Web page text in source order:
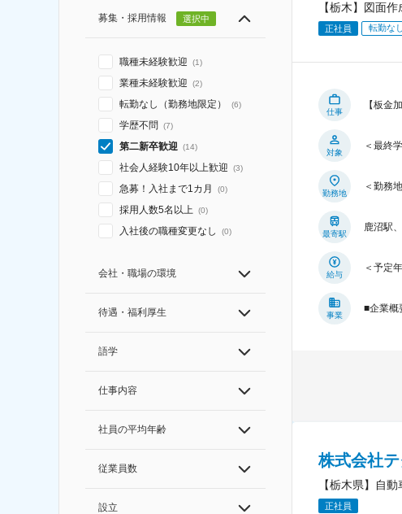
募集・採用情報 選択中
職種未経験歓迎 (1)
業種未経験歓迎 (2)
転勤なし（勤務地限定） (6)
学歴不問 (7)
第二新卒歓迎 (14)
社会人経験10年以上歓迎 (3)
急募！入社まで1カ月 (0)
採用人数5名以上 (0)
入社後の職種変更なし (0)
会社・職場の環境
待遇・福利厚生
語学
仕事内容
社員の平均年齢
従業員数
設立
【栃木】図面
正社員 転勤なし
仕事
【板金
対象
＜最終
勤務地
＜勤務
最寄駅
鹿沼駅
給与
＜予定
事業
■企業概
株式会社
【栃木県】自
正社員